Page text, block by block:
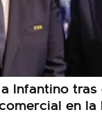
a Infantino
en la